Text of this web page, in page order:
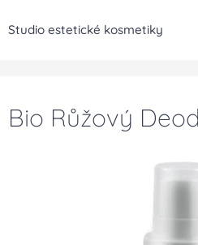
Studio estetické kosmetiky
Bio Růžový